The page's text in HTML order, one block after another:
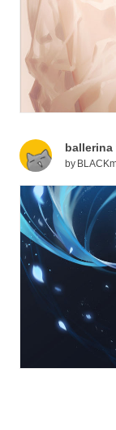
by